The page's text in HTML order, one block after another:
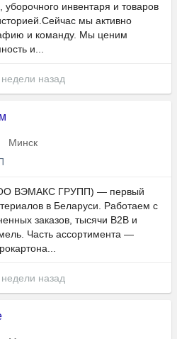
инвентаря и товаров
мы активно
и команду. Мы ценим
и...
назад
Минск
ВЭМАКС ГРУПП) — первый
в Беларуси. Работаем с
заказов, тысячи B2B и
Часть ассортимента —
назад